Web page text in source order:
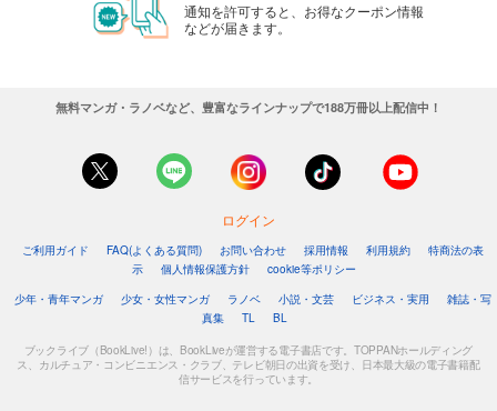
通知を許可すると、お得なクーポン情報
などが届きます。
無料マンガ・ラノベなど、豊富なラインナップで188万冊以上配信中！
ログイン
ご利用ガイド FAQ(よくある質問) お問い合わせ 採用情報 利用規約
特商法の表
示
個人情報保護方針
cookie等ポリシー
少年・青年マンガ
少女・女性マンガ ラノベ 小説・文芸 ビジネス・実用
雑誌・写
真集
TL BL
ブックライブ（BookLive!）は、BookLiveが運営する電子書店です。TOPPANホールディング
ス、カルチュア・コンビニエンス・クラブ、テレビ朝日の出資を受け、日本最大級の電子書籍配
信サービスを行っています。